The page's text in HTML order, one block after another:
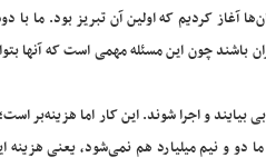
کردیم که اولین آن تبریز بود. ما با
چون این مسئله مهمی است که آنها
و اجرا شوند. این کار اما هزینه‌بر
مجموع جوایز ما دو و نیم میلیارد هم نمی‌شود، یعنی